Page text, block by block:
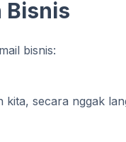
Bisnis
bisnis:
kita, secara nggak